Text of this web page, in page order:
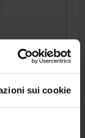
sui cookie